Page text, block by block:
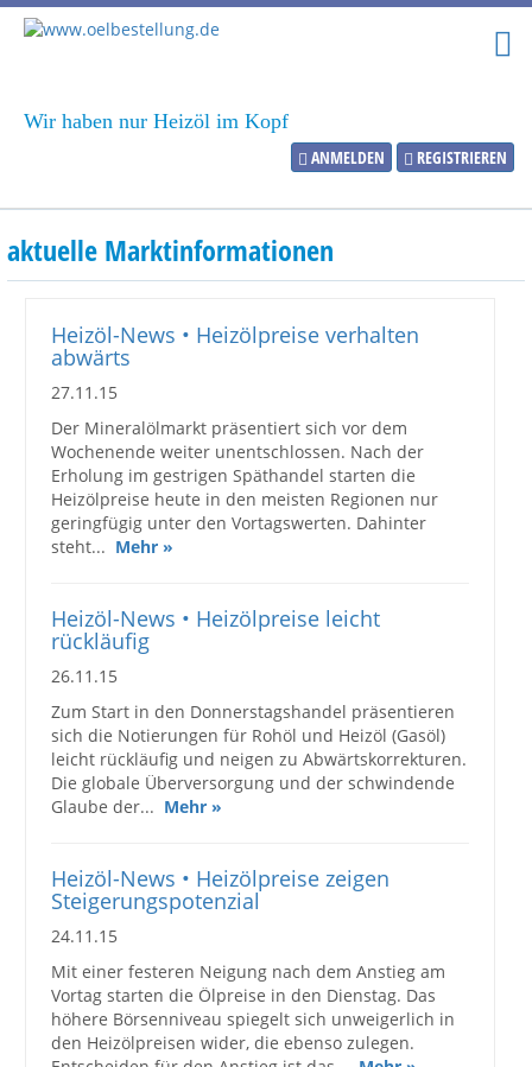
Wir haben nur Heizöl im Kopf
ANMELDEN REGISTRIEREN
Heizölpreise
Aktueller Heizölpreis
Marktinformationen
Wunschpreis Benachrichtigung
Produkte
Service
Händler
Hilfe und Kontakt
Shop
aktuelle Marktinformationen
Heizöl-News • Heizölpreise verhalten
abwärts
27.11.15
Der Mineralölmarkt präsentiert sich vor dem
Wochenende weiter unentschlossen. Nach der
Erholung im gestrigen Späthandel starten die
Heizölpreise heute in den meisten Regionen nur
geringfügig unter den Vortagswerten. Dahinter
steht... Mehr »
Heizöl-News • Heizölpreise leicht
rückläufig
26.11.15
Zum Start in den Donnerstagshandel präsentieren
sich die Notierungen für Rohöl und Heizöl (Gasöl)
leicht rückläufig und neigen zu Abwärtskorrekturen.
Die globale Überversorgung und der schwindende
Glaube der... Mehr »
Heizöl-News • Heizölpreise zeigen
Steigerungspotenzial
24.11.15
Mit einer festeren Neigung nach dem Anstieg am
Vortag starten die Ölpreise in den Dienstag. Das
höhere Börsenniveau spiegelt sich unweigerlich in
den Heizölpreisen wider, die ebenso zulegen.